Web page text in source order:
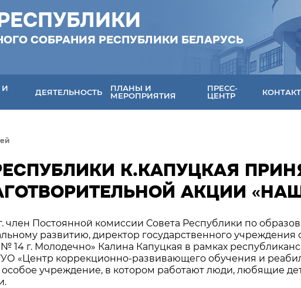
СОБРАНИЯ РЕСПУБЛИКИ БЕЛАРУСЬ
И
ДЕЯТЕЛЬНОСТЬ
ПЛАНЫ И
МЕРОПРИЯТИЯ
ПРЕСС-
ЦЕНТР
К.КАПУЦКАЯ
АКЦИИ
член Постоянной комиссии Совета Республики по
развитию, директор государственного учреждения
14 г. Молодечно» Калина Капуцкая в рамках
«Центр коррекционно-развивающего обучения и
особое учреждение, в котором работают люди, любящие